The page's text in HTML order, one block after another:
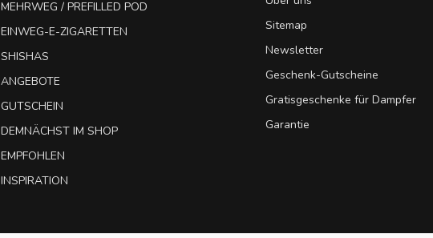
MEHRWEG / PREFILLED POD
EINWEG-E-ZIGARETTEN
SHISHAS
ANGEBOTE
GUTSCHEIN
DEMNÄCHST IM SHOP
EMPFOHLEN
INSPIRATION
Sitemap
Newsletter
Geschenk-Gutscheine
Gratisgeschenke für Dampfer
Garantie